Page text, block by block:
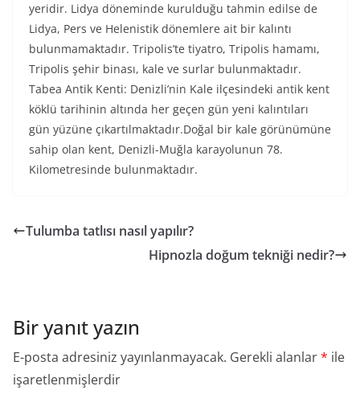
yeridir. Lidya döneminde kurulduğu tahmin edilse de
Lidya, Pers ve Helenistik dönemlere ait bir kalıntı
bulunmamaktadır. Tripolis’te tiyatro, Tripolis hamamı,
Tripolis şehir binası, kale ve surlar bulunmaktadır.
Tabea Antik Kenti: Denizli’nin Kale ilçesindeki antik kent
köklü tarihinin altında her geçen gün yeni kalıntıları
gün yüzüne çıkartılmaktadır.Doğal bir kale görünümüne
sahip olan kent, Denizli-Muğla karayolunun 78.
Kilometresinde bulunmaktadır.
Tulumba tatlısı nasıl yapılır?
Hipnozla doğum tekniği nedir?
Bir yanıt yazın
E-posta adresiniz yayınlanmayacak. Gerekli alanlar* ile
işaretlenmişlerdir